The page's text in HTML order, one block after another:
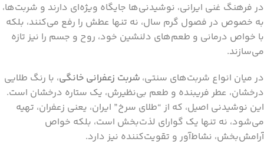
در فرهنگ غنی ایرانی، نوشیدنی‌ها جایگاه ویژه‌ای دارند و شربت‌ها،
به خصوص در فصول گرم سال، نه تنها عطش را رفع می‌کنند، بلکه
با خواص درمانی و طعم‌های دلنشین خود، روح و جسم را نیز تازه
می‌سازند.
در میان انواع شربت‌های سنتی، شربت زعفرانی خانگی، با رنگ طلایی
درخشان، عطر فریبنده و طعم بی‌نظیرش، یک ستاره درخشان است.
این نوشیدنی اصیل، که از “طلای سرخ” ایران، یعنی زعفران، تهیه
می‌شود، نه تنها یک گوارای لذت‌بخش است، بلکه خواص
آرامش‌بخش، نشاط‌آور و تقویت‌کننده نیز دارد.